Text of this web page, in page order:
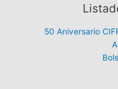
50 Aniversario